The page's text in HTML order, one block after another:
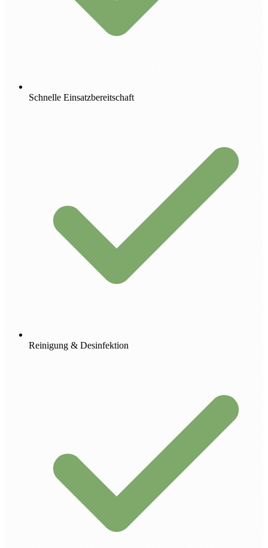
Schnelle Einsatzbereitschaft
Reinigung & Desinfektion